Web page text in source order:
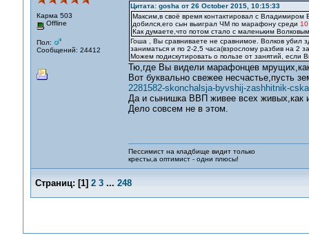
Карма 503
Offline
Пол:
Сообщений: 24412
Цитата: gosha от 26 October 2015, 10:15:33
Максим,в своё время контактировал с
добился,его сын выиграл ЧМ по марафону среди
Как думаете,что потом стало с маленьким
Гоша , Вы сравниваете не сравнимое. Волков убил
заниматься и по 2-2,5 часа(взрослому разбив на 2
Можем подискутировать о пользе от занятий, если
Тю,где Вы видели марафонцев
Вот буквально свежее несчастье,пусть
2281582-skonchalsja-byvshij-zashhitnik-
Да и сынишка ВВП живее всех живых,как
Дело совсем не в этом.
Пессимист на кладбище видит только
кресты,а оптимист - одни плюсы!
Страниц: [1] 2 3 ... 248